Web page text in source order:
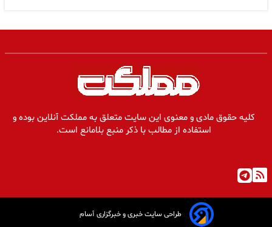
کلیه حقوق مادی و معنوی این سایت متعلق به مملکت آنلاین بوده و
استفاده از مطالب با ذکر منبع بلامانع است.
طراحی سایت خبری و خبرگزاری آسام